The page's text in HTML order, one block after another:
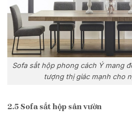
Sofa sắt hộp phong cách Ý mang
tượng thị giác mạnh cho
2.5 Sofa sắt hộp sân vườn